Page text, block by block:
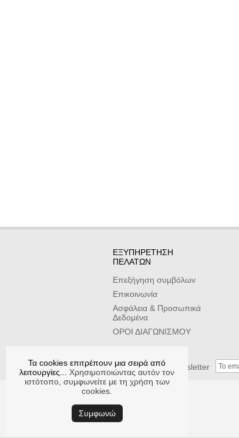
ΕΞΥΠΗΡΕΤΗΣΗ
ΠΕΛΑΤΩΝ
Επεξήγηση συμβόλων
Επικοινωνία
Ασφάλεια & Προσωπικά
Δεδομένα
ΟΡΟΙ ΔΙΑΓΩΝΙΣΜΟΥ
Εγγραφείτε στο newsletter
Τα cookies επιτρέπουν μια σειρά από
λειτουργίες...
Χρησιμοποιώντας αυτόν τον
ιστότοπο, συμφωνείτε με τη χρήση των
cookies.
Συμφωνώ